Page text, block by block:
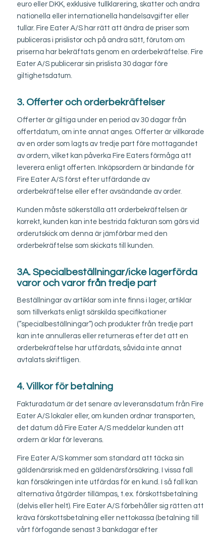
euro eller DKK, exklusive tullklarering, skatter och andra
nationella eller internationella handelsavgifter eller
tullar. Fire Eater A/S har rätt att ändra de priser som
publiceras i prislistor och på andra sätt, förutom om
priserna har bekräftats genom en orderbekräftelse. Fire
Eater A/S publicerar sin prislista 30 dagar före
giltighetsdatum.
3. Offerter och orderbekräftelser
Offerter är giltiga under en period av 30 dagar från
offertdatum, om inte annat anges. Offerter är villkorade
av en order som lagts av tredje part före mottagandet
av ordern, vilket kan påverka Fire Eaters förmåga att
leverera enligt offerten. Inköpsordern är bindande för
Fire Eater A/S först efter utfärdande av
orderbekräftelse eller efter avsändande av order.
Kunden måste säkerställa att orderbekräftelsen är
korrekt, kunden kan inte bestrida fakturan som görs vid
orderutskick om denna är jämförbar med den
orderbekräftelse som skickats till kunden.
3A. Specialbeställningar/icke lagerförda
varor och varor från tredje part
Beställningar av artiklar som inte finns i lager, artiklar
som tillverkats enligt särskilda specifikationer
(”specialbeställningar”) och produkter från tredje part
kan inte annulleras eller returneras efter det att en
orderbekräftelse har utfärdats, såvida inte annat
avtalats skriftligen.
4. Villkor för betalning
Fakturadatum är det senare av leveransdatum från Fire
Eater A/S lokaler eller, om kunden ordnar transporten,
det datum då Fire Eater A/S meddelar kunden att
ordern är klar för leverans.
Fire Eater A/S kommer som standard att täcka sin
gäldenärsrisk med en gäldenärsförsäkring. I vissa fall
kan försäkringen inte utfärdas för en kund. I så fall kan
alternativa åtgärder tillämpas, t.ex. förskottsbetalning
(delvis eller helt). Fire Eater A/S förbehåller sig rätten att
kräva förskottsbetalning eller nettokassa (betalning till
vårt förfogande senast 3 bankdagar efter